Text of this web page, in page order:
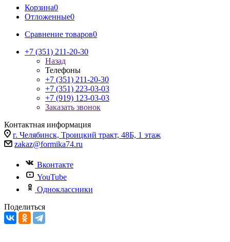
Корзина0
Отложенные0
Сравнение товаров0
+7 (351) 211-20-30
Назад
Телефоны
+7 (351) 211-20-30
+7 (351) 223-03-03
+7 (919) 123-03-03
Заказать звонок
Контактная информация
г. Челябинск, Троицкий тракт, 48Б, 1 этаж
zakaz@formika74.ru
Вконтакте
YouTube
Одноклассники
Поделиться